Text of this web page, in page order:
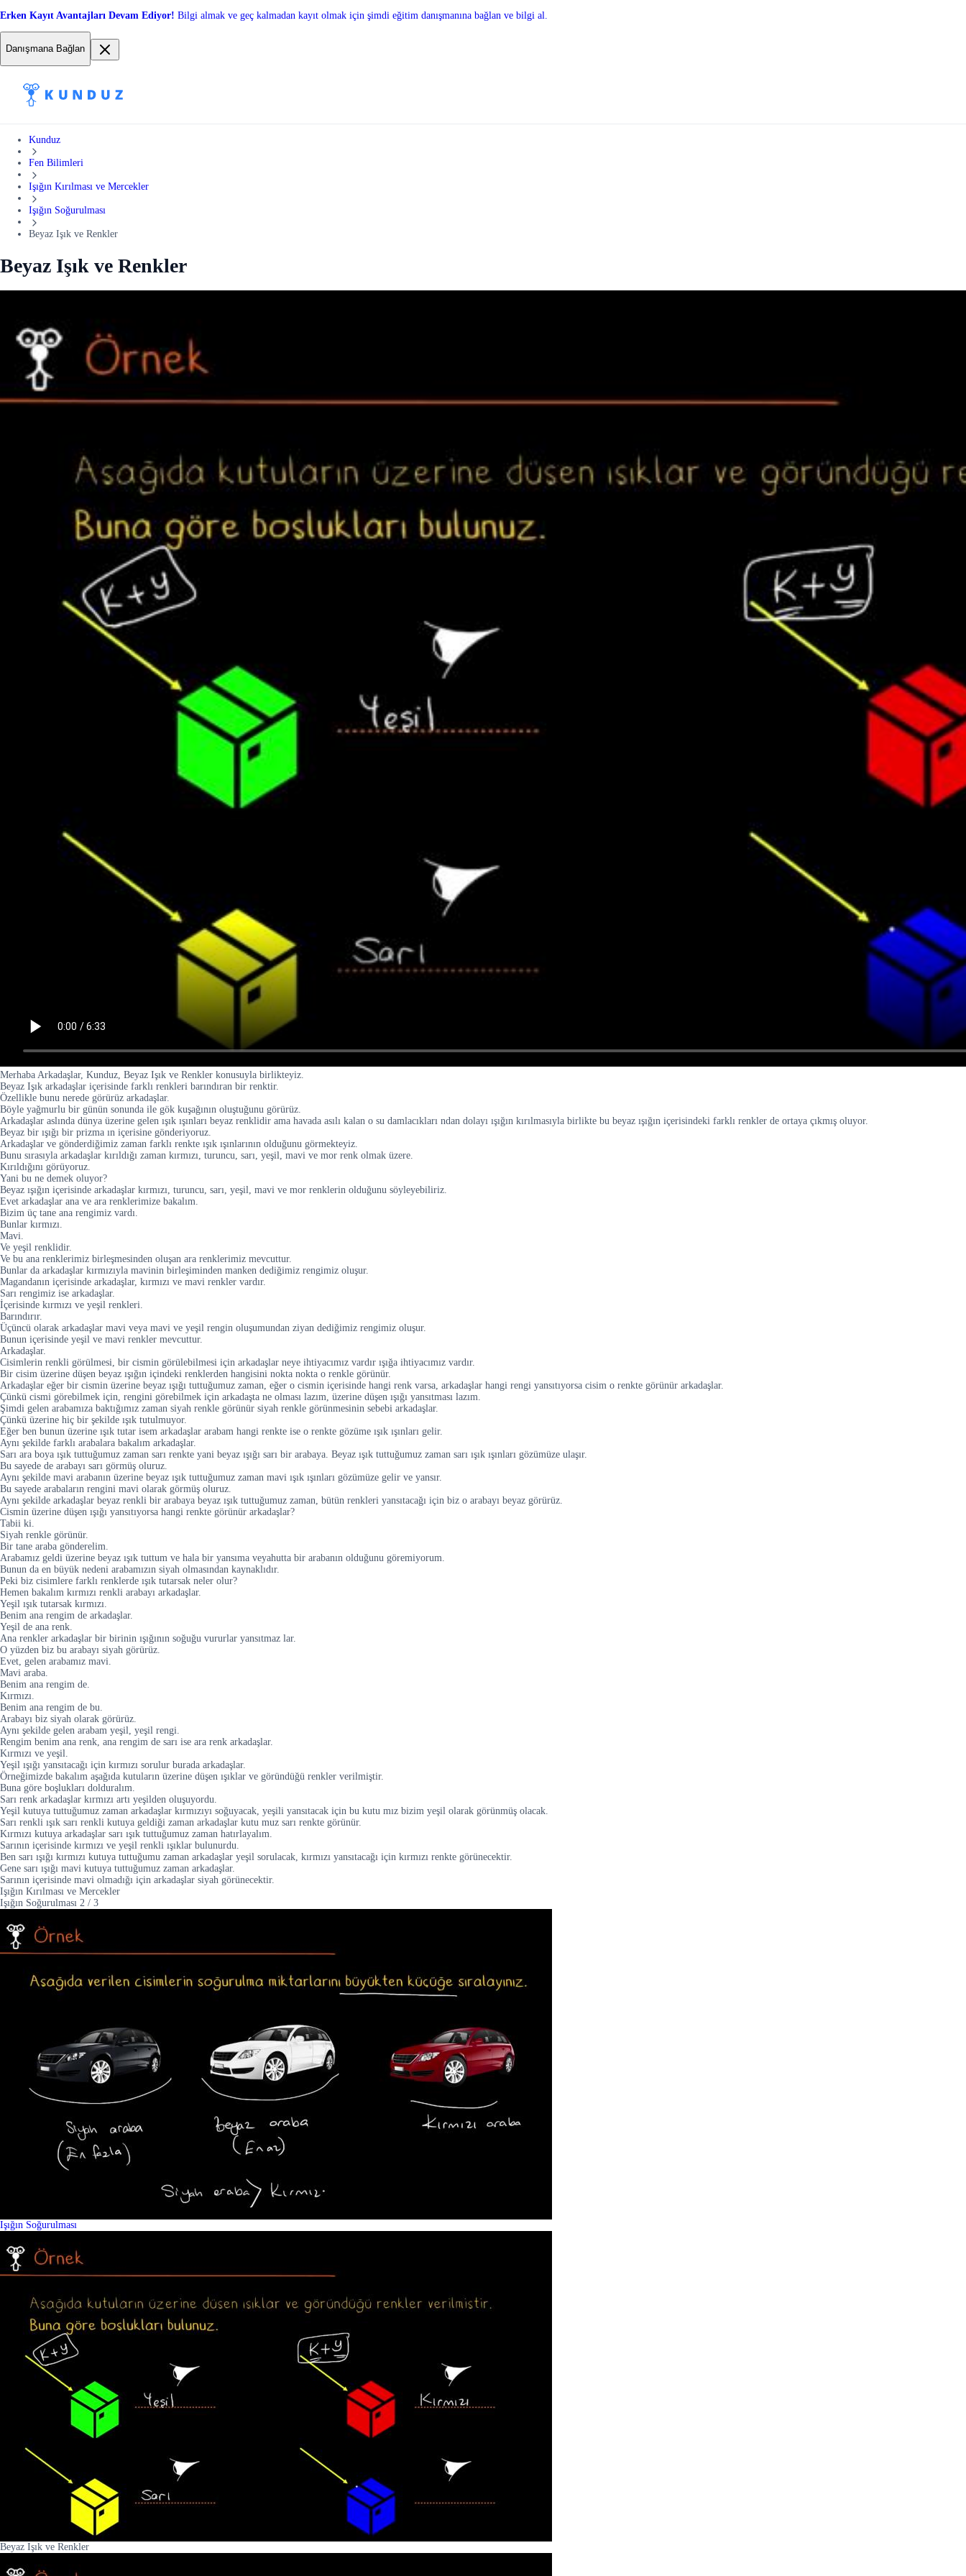
Erken Kayıt Avantajları Devam Ediyor! Bilgi almak ve geç kalmadan kayıt olmak için şimdi eğitim danışmanına bağlan ve bilgi al.
Danışmana Bağlan
Kunduz
Fen Bilimleri
Işığın Kırılması ve Mercekler
Işığın Soğurulması
Beyaz Işık ve Renkler
Beyaz Işık ve Renkler
Merhaba Arkadaşlar, Kunduz, Beyaz Işık ve Renkler konusuyla birlikteyiz.
Beyaz Işık arkadaşlar içerisinde farklı renkleri barındıran bir renktir.
Özellikle bunu nerede görürüz arkadaşlar.
Böyle yağmurlu bir günün sonunda ile gök kuşağının oluştuğunu görürüz.
Arkadaşlar aslında dünya üzerine gelen ışık ışınları beyaz renklidir ama havada asılı kalan o su damlacıkları ndan dolayı ışığın kırılmasıyla birlikte bu beyaz ışığın içerisindeki farklı renkler de ortaya çıkmış oluyor.
Beyaz bir ışığı bir prizma ın içerisine gönderiyoruz.
Arkadaşlar ve gönderdiğimiz zaman farklı renkte ışık ışınlarının olduğunu görmekteyiz.
Bunu sırasıyla arkadaşlar kırıldığı zaman kırmızı, turuncu, sarı, yeşil, mavi ve mor renk olmak üzere.
Kırıldığını görüyoruz.
Yani bu ne demek oluyor?
Beyaz ışığın içerisinde arkadaşlar kırmızı, turuncu, sarı, yeşil, mavi ve mor renklerin olduğunu söyleyebiliriz.
Evet arkadaşlar ana ve ara renklerimize bakalım.
Bizim üç tane ana rengimiz vardı.
Bunlar kırmızı.
Mavi.
Ve yeşil renklidir.
Ve bu ana renklerimiz birleşmesinden oluşan ara renklerimiz mevcuttur.
Bunlar da arkadaşlar kırmızıyla mavinin birleşiminden manken dediğimiz rengimiz oluşur.
Magandanın içerisinde arkadaşlar, kırmızı ve mavi renkler vardır.
Sarı rengimiz ise arkadaşlar.
İçerisinde kırmızı ve yeşil renkleri.
Barındırır.
Üçüncü olarak arkadaşlar mavi veya mavi ve yeşil rengin oluşumundan ziyan dediğimiz rengimiz oluşur.
Bunun içerisinde yeşil ve mavi renkler mevcuttur.
Arkadaşlar.
Cisimlerin renkli görülmesi, bir cismin görülebilmesi için arkadaşlar neye ihtiyacımız vardır ışığa ihtiyacımız vardır.
Bir cisim üzerine düşen beyaz ışığın içindeki renklerden hangisini nokta nokta o renkle görünür.
Arkadaşlar eğer bir cismin üzerine beyaz ışığı tuttuğumuz zaman, eğer o cismin içerisinde hangi renk varsa, arkadaşlar hangi rengi yansıtıyorsa cisim o renkte görünür arkadaşlar.
Çünkü cismi görebilmek için, rengini görebilmek için arkadaşta ne olması lazım, üzerine düşen ışığı yansıtması lazım.
Şimdi gelen arabamıza baktığımız zaman siyah renkle görünür siyah renkle görünmesinin sebebi arkadaşlar.
Çünkü üzerine hiç bir şekilde ışık tutulmuyor.
Eğer ben bunun üzerine ışık tutar isem arkadaşlar arabam hangi renkte ise o renkte gözüme ışık ışınları gelir.
Aynı şekilde farklı arabalara bakalım arkadaşlar.
Sarı ara boya ışık tuttuğumuz zaman sarı renkte yani beyaz ışığı sarı bir arabaya. Beyaz ışık tuttuğumuz zaman sarı ışık ışınları gözümüze ulaşır.
Bu sayede de arabayı sarı görmüş oluruz.
Aynı şekilde mavi arabanın üzerine beyaz ışık tuttuğumuz zaman mavi ışık ışınları gözümüze gelir ve yansır.
Bu sayede arabaların rengini mavi olarak görmüş oluruz.
Aynı şekilde arkadaşlar beyaz renkli bir arabaya beyaz ışık tuttuğumuz zaman, bütün renkleri yansıtacağı için biz o arabayı beyaz görürüz.
Cismin üzerine düşen ışığı yansıtıyorsa hangi renkte görünür arkadaşlar?
Tabii ki.
Siyah renkle görünür.
Bir tane araba gönderelim.
Arabamız geldi üzerine beyaz ışık tuttum ve hala bir yansıma veyahutta bir arabanın olduğunu göremiyorum.
Bunun da en büyük nedeni arabamızın siyah olmasından kaynaklıdır.
Peki biz cisimlere farklı renklerde ışık tutarsak neler olur?
Hemen bakalım kırmızı renkli arabayı arkadaşlar.
Yeşil ışık tutarsak kırmızı.
Benim ana rengim de arkadaşlar.
Yeşil de ana renk.
Ana renkler arkadaşlar bir birinin ışığının soğuğu vururlar yansıtmaz lar.
O yüzden biz bu arabayı siyah görürüz.
Evet, gelen arabamız mavi.
Mavi araba.
Benim ana rengim de.
Kırmızı.
Benim ana rengim de bu.
Arabayı biz siyah olarak görürüz.
Aynı şekilde gelen arabam yeşil, yeşil rengi.
Rengim benim ana renk, ana rengim de sarı ise ara renk arkadaşlar.
Kırmızı ve yeşil.
Yeşil ışığı yansıtacağı için kırmızı sorulur burada arkadaşlar.
Örneğimizde bakalım aşağıda kutuların üzerine düşen ışıklar ve göründüğü renkler verilmiştir.
Buna göre boşlukları dolduralım.
Sarı renk arkadaşlar kırmızı artı yeşilden oluşuyordu.
Yeşil kutuya tuttuğumuz zaman arkadaşlar kırmızıyı soğuyacak, yeşili yansıtacak için bu kutu mız bizim yeşil olarak görünmüş olacak.
Sarı renkli ışık sarı renkli kutuya geldiği zaman arkadaşlar kutu muz sarı renkte görünür.
Kırmızı kutuya arkadaşlar sarı ışık tuttuğumuz zaman hatırlayalım.
Sarının içerisinde kırmızı ve yeşil renkli ışıklar bulunurdu.
Ben sarı ışığı kırmızı kutuya tuttuğumu zaman arkadaşlar yeşil sorulacak, kırmızı yansıtacağı için kırmızı renkte görünecektir.
Gene sarı ışığı mavi kutuya tuttuğumuz zaman arkadaşlar.
Sarının içerisinde mavi olmadığı için arkadaşlar siyah görünecektir.
Işığın Kırılması ve Mercekler
Işığın Soğurulması 2 / 3
Işığın Soğurulması
Beyaz Işık ve Renkler